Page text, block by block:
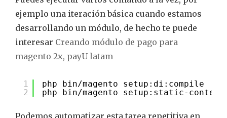
ejemplo una iteración básica cuando estamos
desarrollando un módulo, de hecho te puede
interesar Creando módulo de pago para
magento 2x, payU latam
1
2
php bin/magento setup:di:compile
php bin/magento setup:static-
Podemos automatizar esta tarea repetitiva en